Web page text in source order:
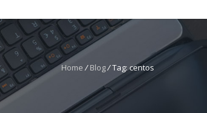
Home / Blog/Tag: centos